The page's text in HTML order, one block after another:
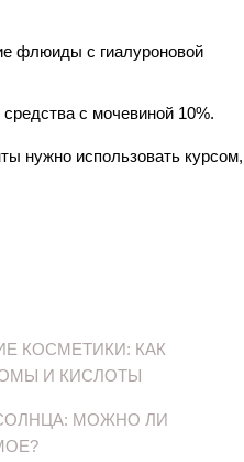
флюиды с гиалуроновой
с мочевиной 10%.
нужно использовать курсом,
КОСМЕТИКИ: КАК
И КИСЛОТЫ
МОЖНО ЛИ